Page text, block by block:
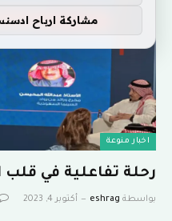
اخبار منوعة
رحلة تفاعلية في قلب
بواسطة eshrag أكتوبر 4, 2023
مشاركة ارباح